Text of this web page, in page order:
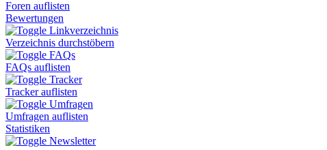
Foren auflisten
Bewertungen
Linkverzeichnis
Verzeichnis durchstöbern
FAQs
FAQs auflisten
Tracker
Tracker auflisten
Umfragen
Umfragen auflisten
Statistiken
Newsletter